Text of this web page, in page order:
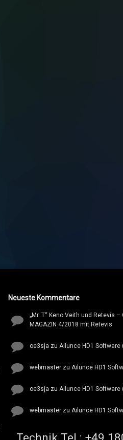
Neueste Kommentare
„Mr. T“ Keno Veith und Retevis
MAGAZIN 4/2018 mit Retevis
oe3sja zu Ailunce HD1 Software
webmaster zu Ailunce HD1
oe3sja zu Ailunce HD1 Software
webmaster zu Ailunce HD1
Tel: